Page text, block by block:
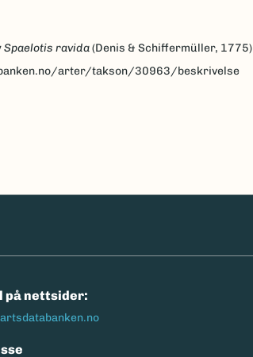
Spaelotis ravida(Denis & Schiffermüller, 1775)
arter/takson/30963/beskrivelse
på nettsider: